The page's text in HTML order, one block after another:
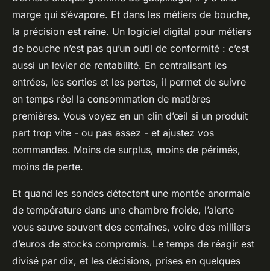
marge qui s’évapore. Et dans les métiers de bouche,
la précision est reine. Un logiciel digital pour métiers
de bouche n’est pas qu’un outil de conformité : c’est
aussi un levier de rentabilité. En centralisant les
entrées, les sorties et les pertes, il permet de suivre
en temps réel la consommation de matières
premières. Vous voyez en un clin d’œil si un produit
part trop vite - ou pas assez - et ajustez vos
commandes. Moins de surplus, moins de périmés,
moins de perte.
Et quand les sondes détectent une montée anormale
de température dans une chambre froide, l’alerte
vous sauve souvent des centaines, voire des milliers
d’euros de stocks compromis. Le temps de réagir est
divisé par dix, et les décisions, prises en quelques